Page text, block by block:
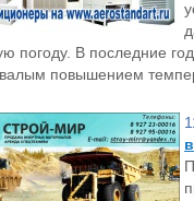
погоду. В последние
повышением